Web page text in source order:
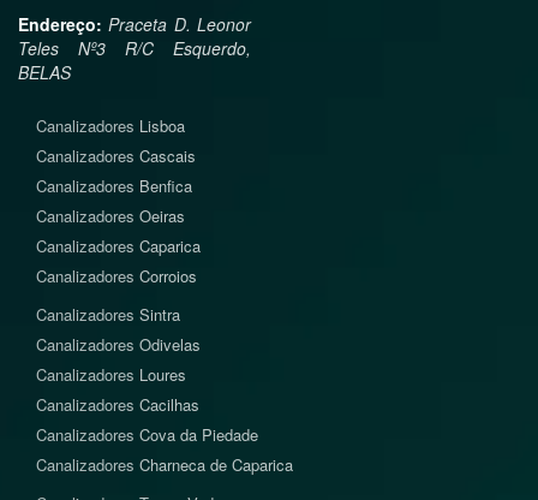
Endereço: Praceta D. Leonor
Teles Nº3 R/C Esquerdo,
BELAS
Canalizadores Lisboa
Canalizadores Cascais
Canalizadores Benfica
Canalizadores Oeiras
Canalizadores Caparica
Canalizadores Corroios
Canalizadores Sintra
Canalizadores Odivelas
Canalizadores Loures
Canalizadores Cacilhas
Canalizadores Cova da Piedade
Canalizadores Charneca de Caparica